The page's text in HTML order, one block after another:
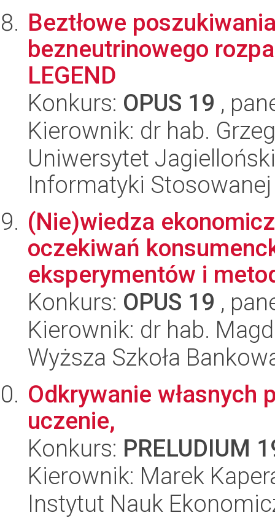
Beztłowe
bezneutrinowego
LEGEND
Konkurs: OPUS 19 ,
Kierownik: dr hab.
Uniwersytet
Informatyki Stosowanej
(Nie)wiedza
oczekiwań
eksperymentów i
Konkurs: OPUS 19 ,
Kierownik: dr hab.
Wyższa Szkoła
Odkrywanie własnych
uczenie,
Konkurs: PRELUDIUM
Kierownik: Marek
Instytut Nauk